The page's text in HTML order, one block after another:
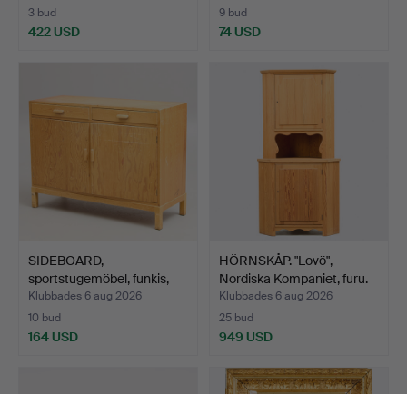
3 bud
422 USD
9 bud
74 USD
SIDEBOARD,
sportstugemöbel, funkis,
1930/4…
Klubbades 6 aug 2026
10 bud
164 USD
HÖRNSKÅP. "Lovö",
Nordiska Kompaniet, furu.
Klubbades 6 aug 2026
25 bud
949 USD